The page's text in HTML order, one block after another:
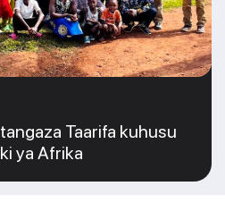
Taarifa kuhusu
ya Afrika